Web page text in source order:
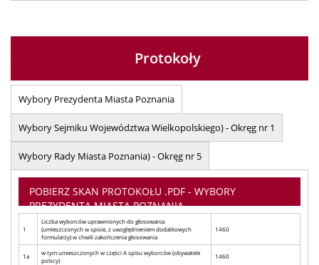
Protokoły
Wybory Prezydenta Miasta Poznania
Wybory Sejmiku Województwa Wielkopolskiego) - Okręg nr 1
Wybory Rady Miasta Poznania) - Okręg nr 5
POBIERZ SKAN PROTOKOŁU .PDF - WYBORY
PREZYDENTA MIASTA POZNANIA
1
Liczba wyborców uprawnionych do głosowania
(umieszczonych w spisie, z uwzględnieniem dodatkowych
formularzy) w chwili zakończenia głosowania
1460
1a
w tym umieszczonych w części A spisu wyborców (obywatele
polscy)
1460